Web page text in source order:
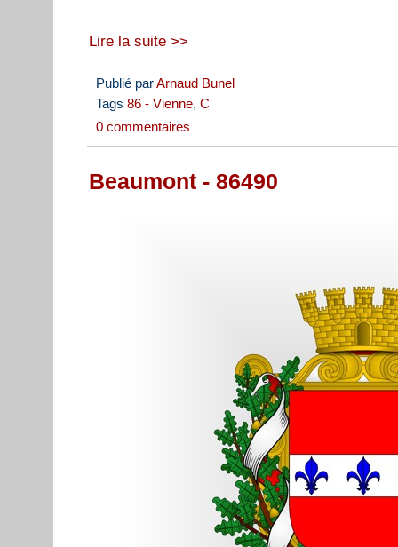
Lire la suite >>
Publié parArnaud Bunel
Tags 86 - Vienne, C
0 commentaires
Beaumont - 86490